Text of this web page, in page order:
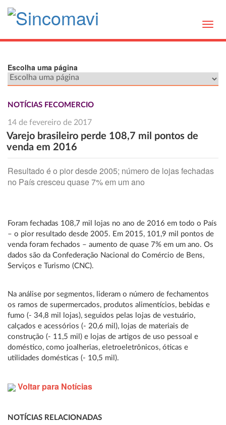
Escolha uma página
NOTÍCIAS FECOMERCIO
14 de fevereiro de 2017
Varejo brasileiro perde 108,7 mil pontos de
venda em 2016
Resultado é o pior desde 2005; número de lojas fechadas
no País cresceu quase 7% em um ano
Foram fechadas 108,7 mil lojas no ano de 2016 em todo o País
– o pior resultado desde 2005. Em 2015, 101,9 mil pontos de
venda foram fechados – aumento de quase 7% em um ano. Os
dados são da Confederação Nacional do Comércio de Bens,
Serviços e Turismo (CNC).
Na análise por segmentos, lideram o número de fechamentos
os ramos de supermercados, produtos alimentícios, bebidas e
fumo (- 34,8 mil lojas), seguidos pelas lojas de vestuário,
calçados e acessórios (- 20,6 mil), lojas de materiais de
construção (- 11,5 mil) e lojas de artigos de uso pessoal e
doméstico, como joalherias, eletroeletrônicos, óticas e
utilidades domésticas (- 10,5 mil).
Voltar para Notícias
NOTÍCIAS RELACIONADAS